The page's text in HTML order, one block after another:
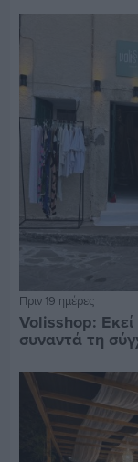
Πριν 19 ημέρες
Volisshop: Εκεί
συναντά τη